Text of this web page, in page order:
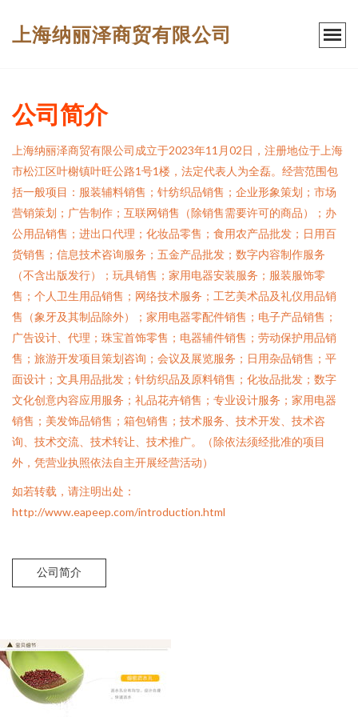
上海纳丽泽商贸有限公司
公司简介
上海纳丽泽商贸有限公司成立于2023年11月02日，注册地位于上海
市松江区叶榭镇叶旺公路1号1楼，法定代表人为全磊。经营范围包
括一般项目：服装辅料销售；针纺织品销售；企业形象策划；市场
营销策划；广告制作；互联网销售（除销售需要许可的商品）；办
公用品销售；进出口代理；化妆品零售；食用农产品批发；日用百
货销售；信息技术咨询服务；五金产品批发；数字内容制作服务
（不含出版发行）；玩具销售；家用电器安装服务；服装服饰零
售；个人卫生用品销售；网络技术服务；工艺美术品及礼仪用品销
售（象牙及其制品除外）；家用电器零配件销售；电子产品销售；
广告设计、代理；珠宝首饰零售；电器辅件销售；劳动保护用品销
售；旅游开发项目策划咨询；会议及展览服务；日用杂品销售；平
面设计；文具用品批发；针纺织品及原料销售；化妆品批发；数字
文化创意内容应用服务；礼品花卉销售；专业设计服务；家用电器
销售；美发饰品销售；箱包销售；技术服务、技术开发、技术咨
询、技术交流、技术转让、技术推广。（除依法须经批准的项目
外，凭营业执照依法自主开展经营活动）
如若转载，请注明出处：
http://www.eapeep.com/introduction.html
公司简介